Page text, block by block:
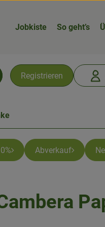
Jobkiste So geht’s
Registrieren
Abverkauf